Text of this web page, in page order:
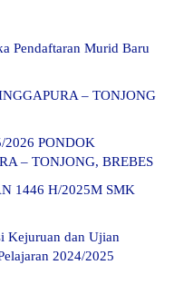
Pendaftaran Murid Baru
– TONJONG
PONDOK
– TONJONG, BREBES
1446 H/2025M SMK
Kejuruan dan Ujian
2024/2025